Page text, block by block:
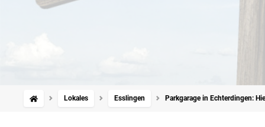
Lokales Esslingen Parkgarage in Echterdingen: